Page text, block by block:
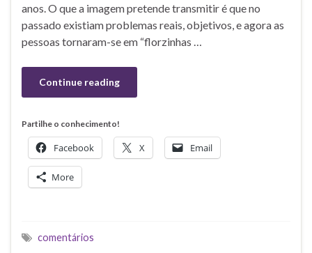
anos. O que a imagem pretende transmitir é que no
passado existiam problemas reais, objetivos, e agora as
pessoas tornaram-se em “florzinhas …
Continue reading
Partilhe o conhecimento!
Facebook X Email
More
comentários